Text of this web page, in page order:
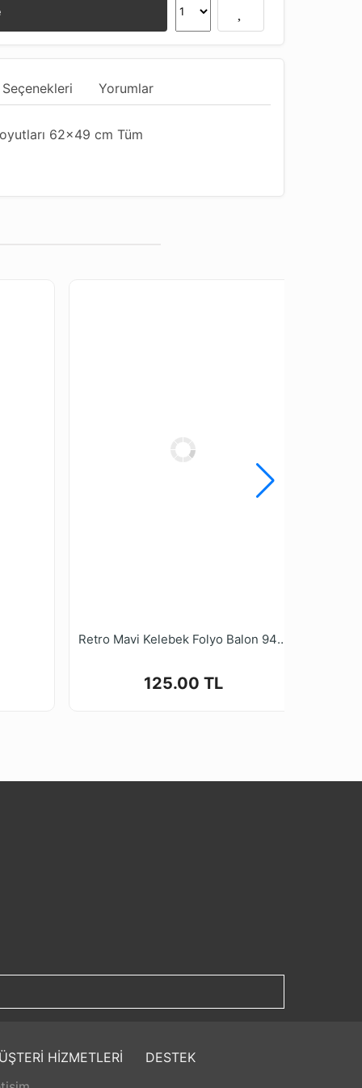
Yorumlar
62x49 cm Tüm
Retro Mavi Kelebek Folyo Balon 94*73 cm
125.00 TL
HİZMETLERİ
DESTEK